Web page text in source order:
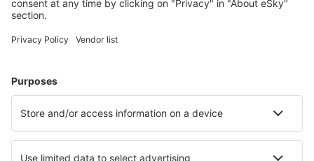
Brindisi Papola Casale (BDS)
Parma Intl Airport (PMF)
Reggio di Calabria Airport (REG)
Triest Ronchi dei Legionari (TRS)
Salerno-Pontecagnano Airport (QSR)